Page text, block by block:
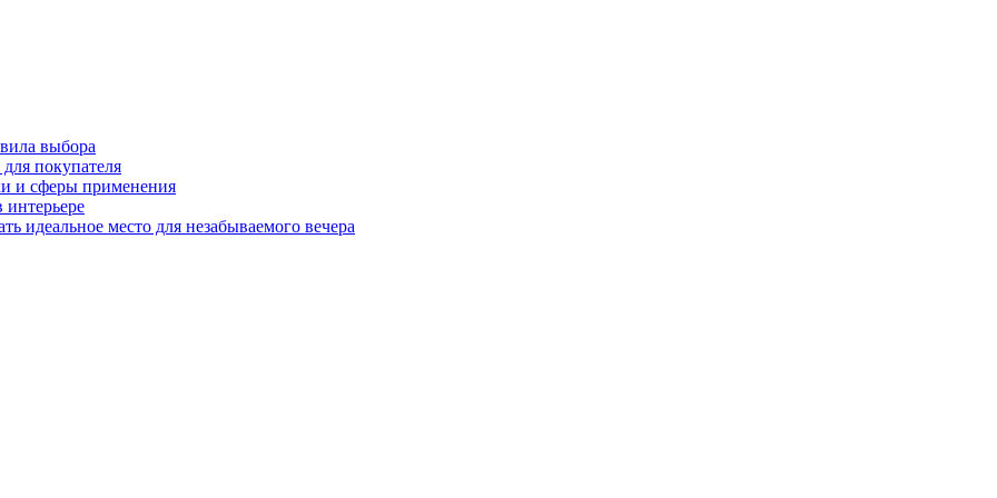
выбора
покупателя
и сферы применения
интерьере
идеальное место для незабываемого вечера